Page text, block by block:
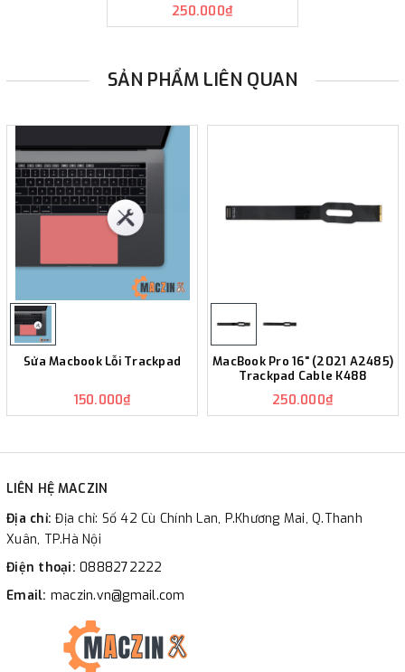
250.000₫
SẢN PHẨM LIÊN QUAN
Sửa Macbook Lỗi Trackpad
150.000₫
MacBook Pro 16" (2021 A2485)
Trackpad Cable K488
250.000₫
LIÊN HỆ MACZIN
Địa chỉ:Địa chỉ: Số 42 Cù Chính Lan, P.Khương Mai, Q.Thanh
Xuân, TP.Hà Nội
Điện thoại: 0888272222
Email: maczin.vn@gmail.com